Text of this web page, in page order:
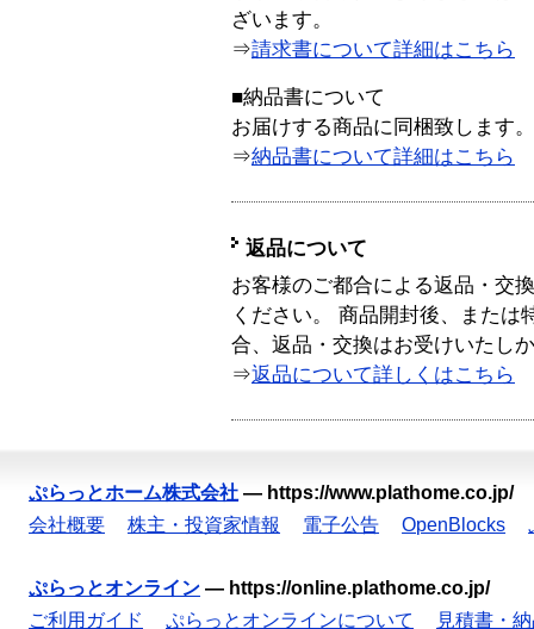
ざいます。
⇒請求書について詳細はこちら
■納品書について
お届けする商品に同梱致します。
⇒納品書について詳細はこちら
返品について
お客様のご都合による返品・交
ください。 商品開封後、または
合、返品・交換はお受けいたし
⇒返品について詳しくはこちら
ぷらっとホーム株式会社 — https://www.plathome.co.jp/
会社概要
株主・投資家情報 電子公告 OpenBlocks
ぷらっとオンライン — https://online.plathome.co.jp/
ご利用ガイド
ぷらっとオンラインについて 見積書・